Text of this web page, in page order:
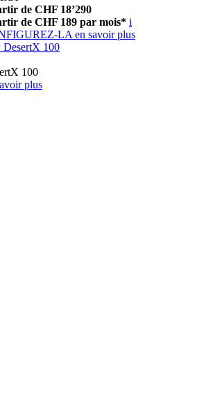
de CHF 18’290
de CHF 189 par mois* i
LA en savoir plus
DesertX 100
100
plus